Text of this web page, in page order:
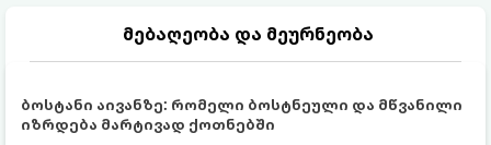
მებაღეობა და მეურნეობა
ბოსტანი აივანზე: რომელი ბოსტნეული და მწვანილი
იზრდება მარტივად ქოთნებში